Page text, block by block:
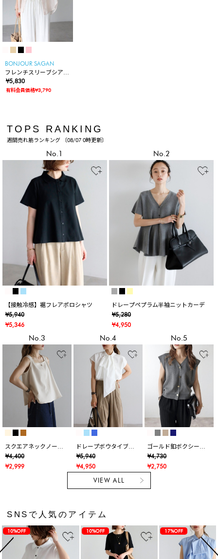
BONJOUR SAGAN
フレンチスリーブシアー
シャツ
¥5,830
有料会員価格¥3,790
TOPS RANKING
週間売れ筋ランキング 〔08/07 0時更新〕
No.1
【接触冷感】裾フレアポロシャツ
¥5,940
¥5,346
No.2
ドレープペプラム半袖ニットカーデ
¥5,280
¥4,950
No.3
スクエアネックノース
リブラウス
¥4,400
¥2,999
No.4
ドレープボウタイブラ
ウス
¥5,940
¥4,950
No.5
ゴールド釦ボクシーニ
ットベスト
¥4,730
¥2,750
VIEW ALL
SNSで人気のアイテム
10%OFF 10%OFF 17%OFF